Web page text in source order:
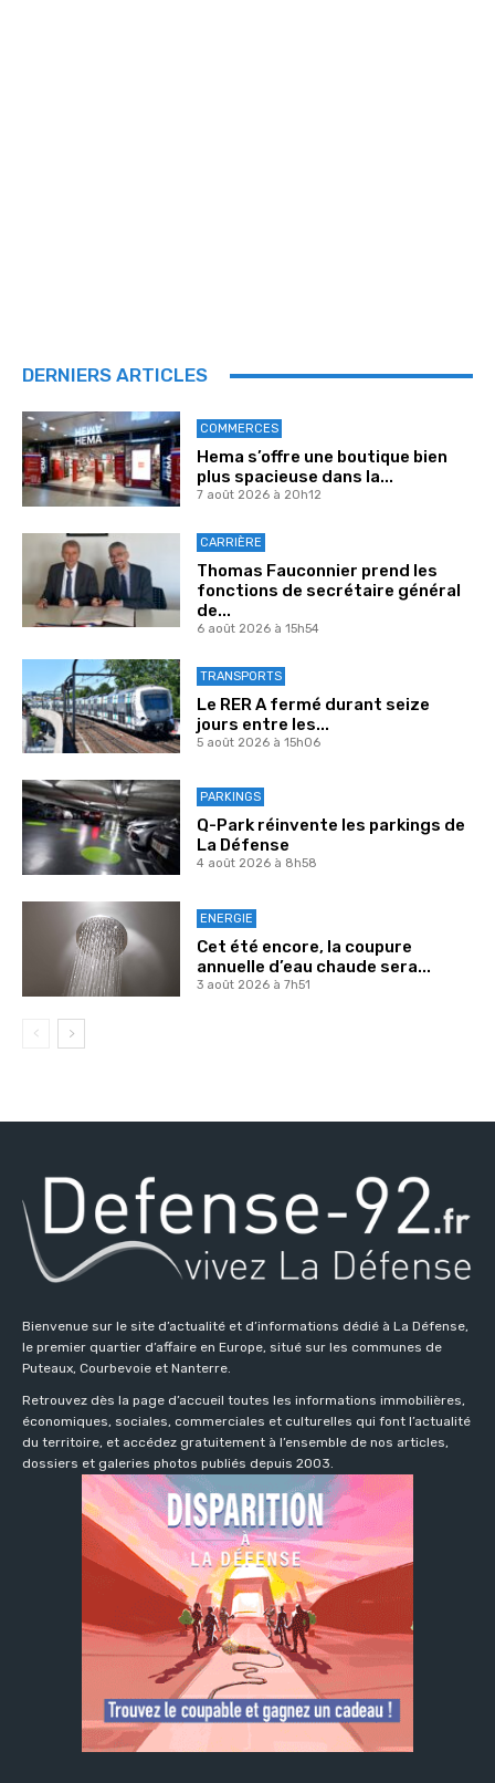
DERNIERS ARTICLES
COMMERCES
Hema s’offre une boutique bien
plus spacieuse dans la...
7 août 2026 à 20h12
CARRIÈRE
Thomas Fauconnier prend les
fonctions de secrétaire général
de...
6 août 2026 à 15h54
TRANSPORTS
Le RER A fermé durant seize
jours entre les...
5 août 2026 à 15h06
PARKINGS
Q-Park réinvente les parkings de
La Défense
4 août 2026 à 8h58
ENERGIE
Cet été encore, la coupure
annuelle d’eau chaude sera...
3 août 2026 à 7h51
Bienvenue sur le site d’actualité et d’informations dédié à La Défense,
le premier quartier d’affaire en Europe, situé sur les communes de
Puteaux, Courbevoie et Nanterre.
Retrouvez dès la page d’accueil toutes les informations immobilières,
économiques, sociales, commerciales et culturelles qui font l’actualité
du territoire, et accédez gratuitement à l’ensemble de nos articles,
dossiers et galeries photos publiés depuis 2003.